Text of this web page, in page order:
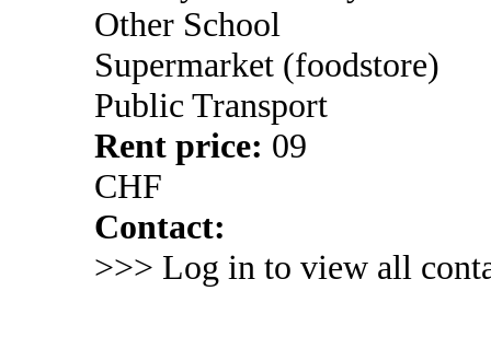
Other School
Supermarket (foodstore)
Public Transport
Rent price: 09
CHF
Contact:
>>> Log in to view all